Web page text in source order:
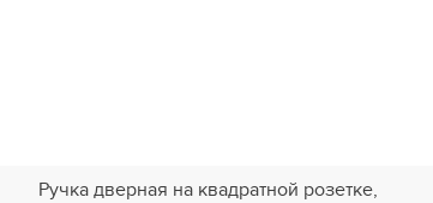
Ручка дверная на квадратной розетке,